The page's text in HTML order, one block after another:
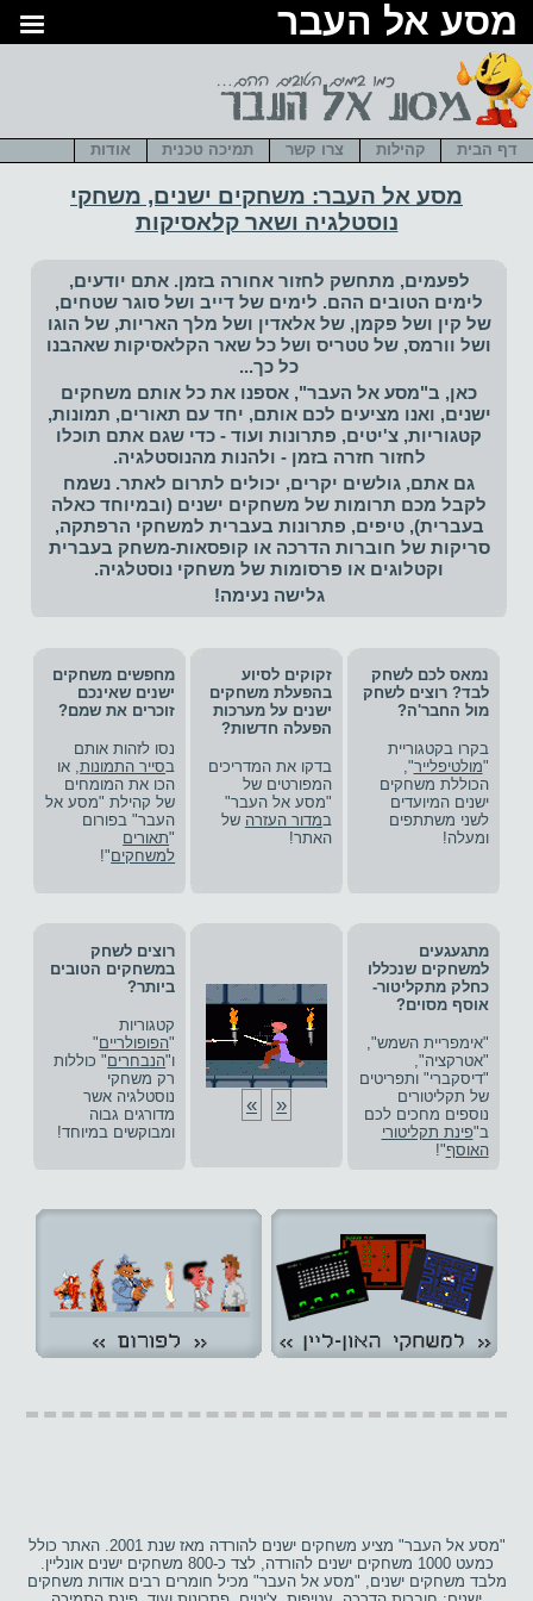
מסע אל העבר: משחקים ישנים, משחקי
נוסטלגיה ושאר קלאסיקות
לפעמים, מתחשק לחזור אחורה בזמן. אתם יודעים,
לימים הטובים ההם. לימים של דייבושל סוגר שטחים,
של קין ושל פקמן, שלאלאדין ושל מלך האריות, של הוגו
ושל וורמס, של טטריסושל כל שאר הקלאסיקות שאהבנו
כל כך...
כאן, ב"מסע אל העבר", אספנו את כל אותם משחקים
ישנים, ואנו מציעים לכם אותם, יחד עם תאורים, תמונות,
קטגוריות, צ'יטים, פתרונות ועוד - כדי שגם אתם תוכלו
לחזור חזרה בזמן - ולהנות מהנוסטלגיה.
גם אתם, גולשים יקרים, יכולים לתרום לאתר. נשמח
לקבל מכם תרומות של משחקים ישנים (ובמיוחד כאלה
בעברית), טיפים, פתרונות בעברית למשחקי הרפתקה,
סריקות של חוברות הדרכה או קופסאות-משחק בעברית
וקטלוגים או פרסומות של משחקי נוסטלגיה.
גלישה נעימה!
מחפשים משחקים
ישנים שאינכם
זוכרים את שמם?
נסו לזהות אותם
בסייר התמונות, או
הכו את המומחים
של קהילת "מסע אל
העבר" בפורום
"תאורים
למשחקים"!
זקוקים לסיוע
בהפעלתמשחקים
ישנים על מערכות
הפעלה חדשות?
בדקו את המדריכים
המפורטים של
"מסע אל העבר"
במדור העזרה של
האתר!
נמאס לכם לשחק
לבד? רוצים לשחק
מול החבר'ה?
בקרו בקטגוריית
"מולטיפלייר",
הכוללת משחקים
ישנים המיועדים
לשני משתתפים
ומעלה!
רוצים לשחק
במשחקים הטובים
ביותר?
קטגוריות
"הפופולריים"
ו"הנבחרים" כוללות
רק משחקי
נוסטלגיה אשר
מדורגים גבוה
ומבוקשים במיוחד!
«
»
מתגעגעים
למשחקים שנכללו
כחלק מתקליטור-​
אוסף מסוים?
"אימפריית השמש",
"אטרקציה",
"דיסקברי" ותפריטים
של תקליטורים
נוספים מחכים לכם
ב"פינת תקליטורי
האוסף"!
"מסע אל העבר" מציע משחקים ישנים להורדה מאז שנת 2001. האתר כולל
כמעט 1000 משחקים ישנים להורדה, לצד כ-800 משחקים ישנים אונליין.
מלבד משחקים ישנים, "מסע אל העבר" מכיל חומרים רבים אודות משחקים
אל העבר
דף הבית קהילות צרו קשר תמיכה טכנית אודות